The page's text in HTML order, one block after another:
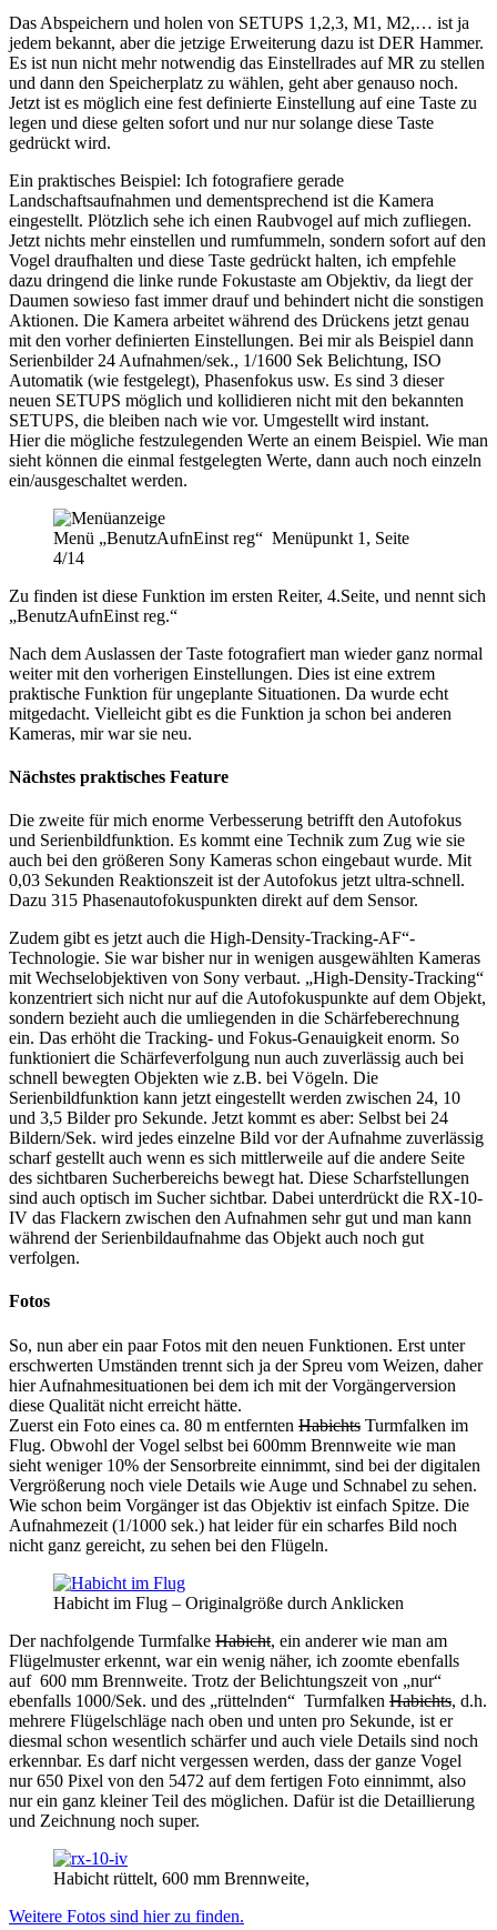
Das Abspeichern und holen von SETUPS 1,2,3, M1, M2,… ist ja
jedem bekannt, aber die jetzige Erweiterung dazu ist DER Hammer.
Es ist nun nicht mehr notwendig das Einstellrades auf MR zu stellen
und dann den Speicherplatz zu wählen, geht aber genauso noch.
Jetzt ist es möglich eine fest definierte Einstellung auf eine Taste zu
legen und diese gelten sofort und nur nur solange diese Taste
gedrückt wird.
Ein praktisches Beispiel: Ich fotografiere gerade
Landschaftsaufnahmen und dementsprechend ist die Kamera
eingestellt. Plötzlich sehe ich einen Raubvogel auf mich zufliegen.
Jetzt nichts mehr einstellen und rumfummeln, sondern sofort auf den
Vogel draufhalten und diese Taste gedrückt halten, ich empfehle
dazu dringend die linke runde Fokustaste am Objektiv, da liegt der
Daumen sowieso fast immer drauf und behindert nicht die sonstigen
Aktionen. Die Kamera arbeitet während des Drückens jetzt genau
mit den vorher definierten Einstellungen. Bei mir als Beispiel dann
Serienbilder 24 Aufnahmen/sek., 1/1600 Sek Belichtung, ISO
Automatik (wie festgelegt), Phasenfokus usw. Es sind 3 dieser
neuen SETUPS möglich und kollidieren nicht mit den bekannten
SETUPS, die bleiben nach wie vor. Umgestellt wird instant.
Hier die mögliche festzulegenden Werte an einem Beispiel. Wie man
sieht können die einmal festgelegten Werte, dann auch noch einzeln
ein/ausgeschaltet werden.
Menü „BenutzAufnEinst reg“ Menüpunkt 1, Seite
4/14
Zu finden ist diese Funktion im ersten Reiter, 4.Seite, und nennt sich
„BenutzAufnEinst reg.“
Nach dem Auslassen der Taste fotografiert man wieder ganz normal
weiter mit den vorherigen Einstellungen. Dies ist eine extrem
praktische Funktion für ungeplante Situationen. Da wurde echt
mitgedacht. Vielleicht gibt es die Funktion ja schon bei anderen
Kameras, mir war sie neu.
Nächstes praktisches Feature
Die zweite für mich enorme Verbesserung betrifft den Autofokus
und Serienbildfunktion. Es kommt eine Technik zum Zug wie sie
auch bei den größeren Sony Kameras schon eingebaut wurde. Mit
0,03 Sekunden Reaktionszeit ist der Autofokus jetzt ultra-schnell.
Dazu 315 Phasenautofokuspunkten direkt auf dem Sensor.
Zudem gibt es jetzt auch die High-Density-Tracking-AF“-
Technologie. Sie war bisher nur in wenigen ausgewählten Kameras
mit Wechselobjektiven von Sony verbaut. „High-Density-Tracking“
konzentriert sich nicht nur auf die Autofokuspunkte auf dem Objekt,
sondern bezieht auch die umliegenden in die Schärfeberechnung
ein. Das erhöht die Tracking- und Fokus-Genauigkeit enorm. So
funktioniert die Schärfeverfolgung nun auch zuverlässig auch bei
schnell bewegten Objekten wie z.B. bei Vögeln. Die
Serienbildfunktion kann jetzt eingestellt werden zwischen 24, 10
und 3,5 Bilder pro Sekunde. Jetzt kommt es aber: Selbst bei 24
Bildern/Sek. wird jedes einzelne Bild vor der Aufnahme zuverlässig
scharf gestellt auch wenn es sich mittlerweile auf die andere Seite
des sichtbaren Sucherbereichs bewegt hat. Diese Scharfstellungen
sind auch optisch im Sucher sichtbar. Dabei unterdrückt die RX-10-
IV das Flackern zwischen den Aufnahmen sehr gut und man kann
während der Serienbildaufnahme das Objekt auch noch gut
verfolgen.
Fotos
So, nun aber ein paar Fotos mit den neuen Funktionen. Erst unter
erschwerten Umständen trennt sich ja der Spreu vom Weizen, daher
hier Aufnahmesituationen bei dem ich mit der Vorgängerversion
diese Qualität nicht erreicht hätte.
Zuerst ein Foto eines ca. 80 m entfernten Habichts Turmfalken im
Flug. Obwohl der Vogel selbst bei 600mm Brennweite wie man
sieht weniger 10% der Sensorbreite einnimmt, sind bei der digitalen
Vergrößerung noch viele Details wie Auge und Schnabel zu sehen.
Wie schon beim Vorgänger ist das Objektiv ist einfach Spitze. Die
Aufnahmezeit (1/1000 sek.) hat leider für ein scharfes Bild noch
nicht ganz gereicht, zu sehen bei den Flügeln.
Habicht im Flug – Originalgröße durch Anklicken
Der nachfolgende Turmfalke Habicht, ein anderer wie man am
Flügelmuster erkennt, war ein wenig näher, ich zoomte ebenfalls
auf 600 mm Brennweite. Trotz der Belichtungszeit von „nur“
ebenfalls 1000/Sek. und des „rüttelnden“ Turmfalken Habichts, d.h.
mehrere Flügelschläge nach oben und unten pro Sekunde, ist er
diesmal schon wesentlich schärfer und auch viele Details sind noch
erkennbar. Es darf nicht vergessen werden, dass der ganze Vogel
nur 650 Pixel von den 5472 auf dem fertigen Foto einnimmt, also
nur ein ganz kleiner Teil des möglichen. Dafür ist die Detaillierung
und Zeichnung noch super.
Habicht rüttelt, 600 mm Brennweite,
Weitere Fotos sind hier zu finden.